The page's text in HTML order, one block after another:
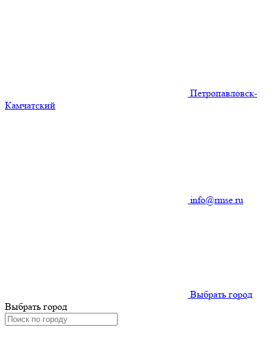
Петропавловск-
Камчатский
info@rmse.ru
Выбрать город
Выбрать город